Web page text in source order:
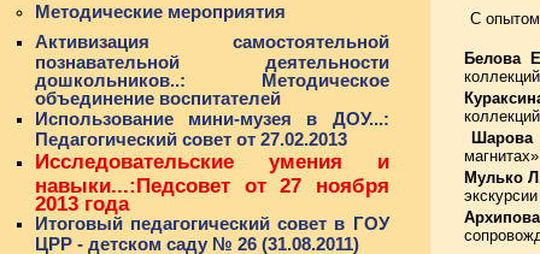
Методические мероприятия
Активизация самостоятельной
познавательной деятельности
дошкольников..: Методическое
объединение воспитателей
Использование мини-музея в ДОУ...:
Педагогический совет от 27.02.2013
Исследовательские умения и
навыки...:Педсовет от 27 ноября
2013 года
Итоговый педагогический совет в ГОУ
ЦРР - детском саду № 26 (31.08.2011)
С
Белова
Шарова
магнитах»
Мулько